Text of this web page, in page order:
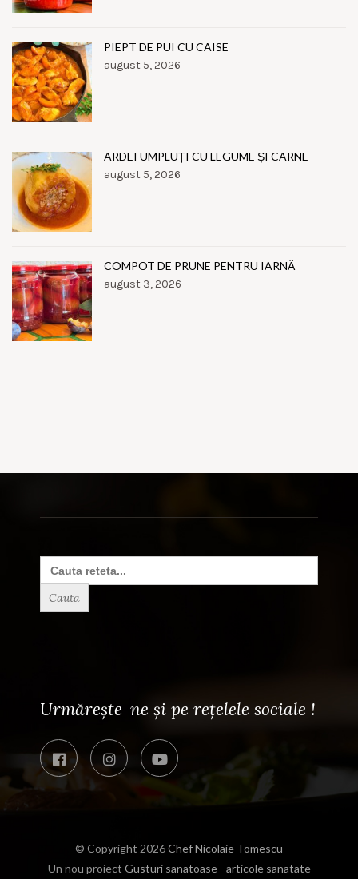
PIEPT DE PUI CU CAISE
august 5, 2026
ARDEI UMPLUȚI CU LEGUME ȘI CARNE
august 5, 2026
COMPOT DE PRUNE PENTRU IARNĂ
august 3, 2026
Search
for:
Urmărește-ne și pe rețelele sociale !
© Copyright 2026Chef Nicolaie Tomescu
Un nou proiect Gusturi sanatoase - articole sanatate